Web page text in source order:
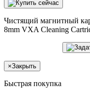
Чистящий магнитный
8mm VXA Cleaning
×Закрыть
Быстрая покупка